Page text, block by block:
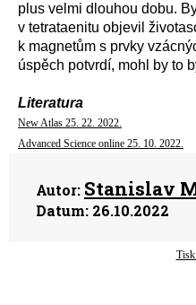
plus velmi dlouhou dobu.
v tetrataenitu objevil
k magnetům s prvky
úspěch potvrdí, mohl by to
Literatura
New Atlas 25. 22. 2022.
Advanced Science online 25. 10. 2022.
Autor: Stanislav
Datum: 26.10.2022